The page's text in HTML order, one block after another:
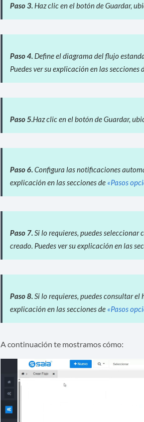
Paso 3. Haz clic en el botón de Guardar,
Paso 4. Define el diagrama del flujo
Puedes ver su explicación en las secciones
Paso 5. Haz clic en el botón de Guardar,
Paso 6. Configura las notificaciones
explicación en las secciones de «Pasos
Paso 7. Si lo requieres, puedes
creado. Puedes ver su explicación en las
Paso 8. Si lo requieres, puedes consultar
explicación en las secciones de «Pasos
A continuación te mostramos cómo: